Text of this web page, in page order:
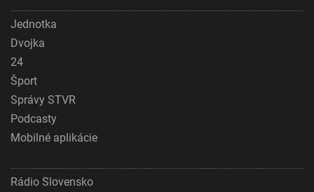
Jednotka
Dvojka
24
Šport
Správy STVR
Podcasty
Mobilné aplikácie
Rádio Slovensko